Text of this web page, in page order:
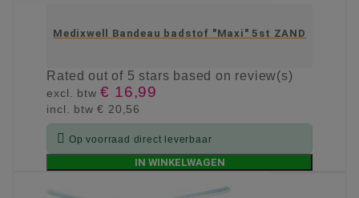
Medixwell Bandeau badstof "Maxi" 5st ZAND
Ratedout of 5 stars based on review(s)
excl. btw€ 16,99
incl. btw€ 20,56
 Op voorraad direct leverbaar
IN WINKELWAGEN